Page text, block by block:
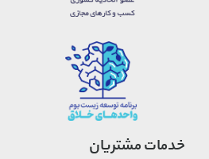
خدمات مشتریان